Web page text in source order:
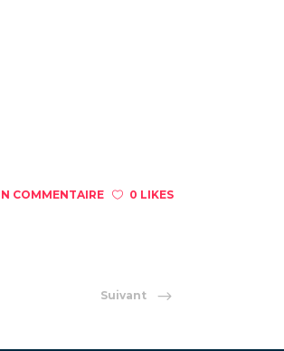
COMMENTAIRE 0 LIKES
Suivant